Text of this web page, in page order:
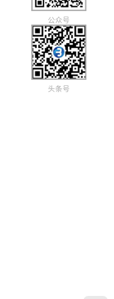
公众号
头条号